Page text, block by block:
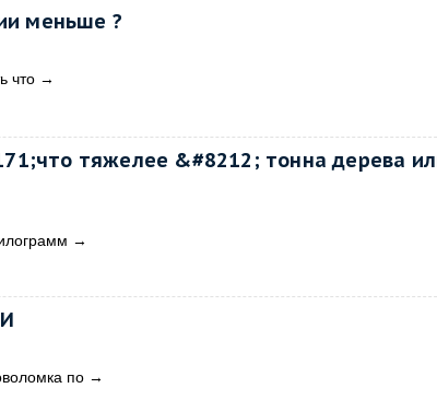
меньше ?
что →
тяжелее &#8212; тонна дерева
→
по →